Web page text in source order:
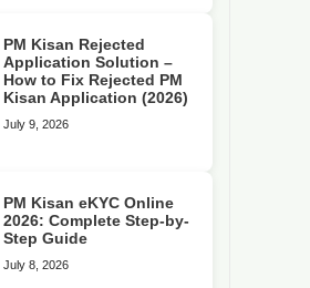
PM Kisan Rejected
Application Solution –
How to Fix Rejected PM
Kisan Application (2026)
July 9, 2026
PM Kisan eKYC Online
2026: Complete Step-by-
Step Guide
July 8, 2026